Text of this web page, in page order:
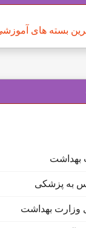
بسته های
بهداشت
به پزشکی
وزارت بهداشت